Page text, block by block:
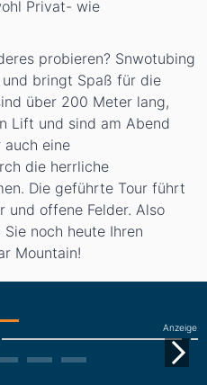
Privat- wie
probieren? Snwotubing
bringt Spaß für die
über 200 Meter lang,
Lift und sind am Abend
auch eine
die herrliche
Die geführte Tour führt
und offene Felder. Also
noch heute Ihren
Mountain!
Anzeige